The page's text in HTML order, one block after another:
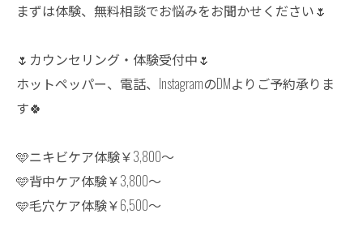
まずは体験、無料相談でお悩みをお聞かせください🌷
🌷カウンセリング・体験受付中🌷
ホットペッパー、電話、InstagramのDMよりご予約承りま
す🍀
🩵ニキビケア体験￥3,800〜
🩵背中ケア体験￥3,800〜
🩵毛穴ケア体験￥6,500〜